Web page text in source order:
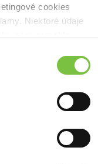
cookies
Niektoré údaje